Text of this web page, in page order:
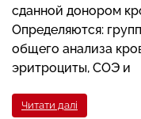
сданной донором
Определяются:
общего анализа
эритроциты, СОЭ и
Читати далі